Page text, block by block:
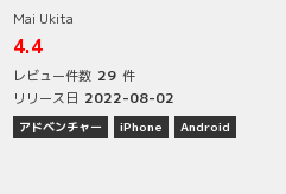
Mai Ukita
4.4
レビュー件数 29 件
リリース日 2022-08-02
アドベンチャー iPhone Android